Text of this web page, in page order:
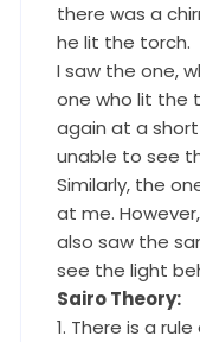
there was a
he lit the torch.
I saw the one,
one who lit the
again at a
unable to see
Similarly, the
at me.
also saw the
see the light
Sairo Theory:
1. There is a